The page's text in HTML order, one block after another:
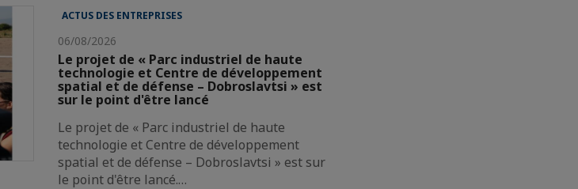
ACTUS DES ENTREPRISES
06/08/2026
Le projet de « Parc industriel de haute
technologie et Centre de développement
spatial et de défense – Dobroslavtsi » est
sur le point d'être lancé
Le projet de « Parc industriel de haute
technologie et Centre de développement
spatial et de défense – Dobroslavtsi » est sur
le point d'être lancé.…